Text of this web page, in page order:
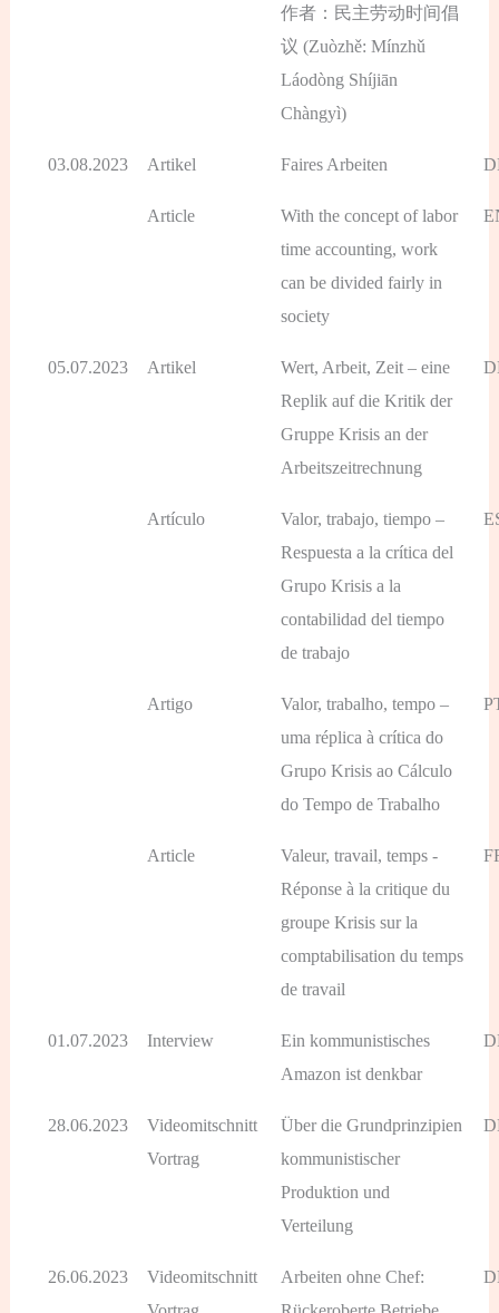
作者：民主劳动时间倡
议 (Zuòzhě: Mínzhǔ
Láodòng Shíjiān
Chàngyì)
03.08.2023 Artikel Faires Arbeiten
Article
With the concept of labor
time accounting, work
can be divided fairly in
society
05.07.2023 Artikel
Wert, Arbeit, Zeit – eine
Replik auf die Kritik der
Gruppe Krisis an der
Arbeitszeitrechnung
Artículo
Valor, trabajo, tiempo –
Respuesta a la crítica del
Grupo Krisis a la
contabilidad del tiempo
de trabajo
Artigo
Valor, trabalho, tempo –
uma réplica à crítica do
Grupo Krisis ao Cálculo
do Tempo de Trabalho
Article
Valeur, travail, temps -
Réponse à la critique du
groupe Krisis sur la
comptabilisation du temps
de travail
01.07.2023 Interview
Ein kommunistisches
Amazon ist denkbar
28.06.2023
Videomitschnitt
Vortrag
Über die Grundprinzipien
kommunistischer
Produktion und
Verteilung
26.06.2023
Videomitschnitt
Arbeiten ohne Chef: